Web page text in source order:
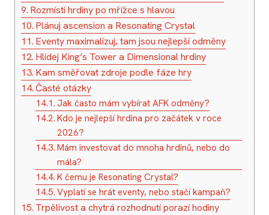
Rozmísti hrdiny po mřížce s hlavou
Plánuj ascension a Resonating Crystal
Eventy maximalizuj, tam jsou nejlepší odměny
Hlídej King’s Tower a Dimensional hrdiny
Kam směřovat zdroje podle fáze hry
Časté otázky
Jak často mám vybírat AFK odměny?
Kdo je nejlepší hrdina pro začátek v roce
2026?
Mám investovat do mnoha hrdinů, nebo do
mála?
K čemu je Resonating Crystal?
Vyplatí se hrát eventy, nebo stačí kampaň?
Trpělivost a chytrá rozhodnutí porazí hodiny